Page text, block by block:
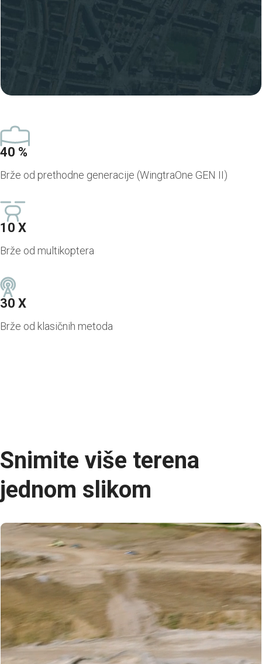
40 %
Brže od prethodne generacije (WingtraOne GEN II)
10 X
Brže od multikoptera
30 X
Brže od klasičnih metoda
Snimite više terena
jednom slikom